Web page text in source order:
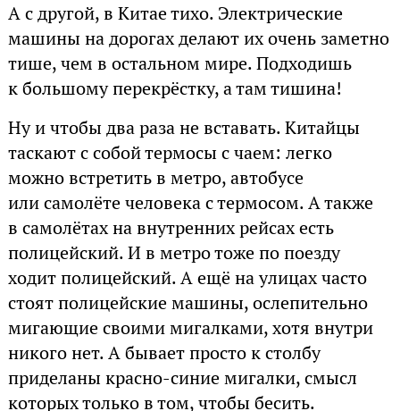
А с другой, в Китае тихо. Электрические
машины на дорогах делают их очень заметно
тише, чем в остальном мире. Подходишь
к большому перекрёстку, а там тишина!
Ну и чтобы два раза не вставать. Китайцы
таскают с собой термосы с чаем: легко
можно встретить в метро, автобусе
или самолёте человека с термосом. А также
в самолётах на внутренних рейсах есть
полицейский. И в метро тоже по поезду
ходит полицейский. А ещё на улицах часто
стоят полицейские машины, ослепительно
мигающие своими мигалками, хотя внутри
никого нет. А бывает просто к столбу
приделаны красно-синие мигалки, смысл
которых только в том, чтобы бесить.